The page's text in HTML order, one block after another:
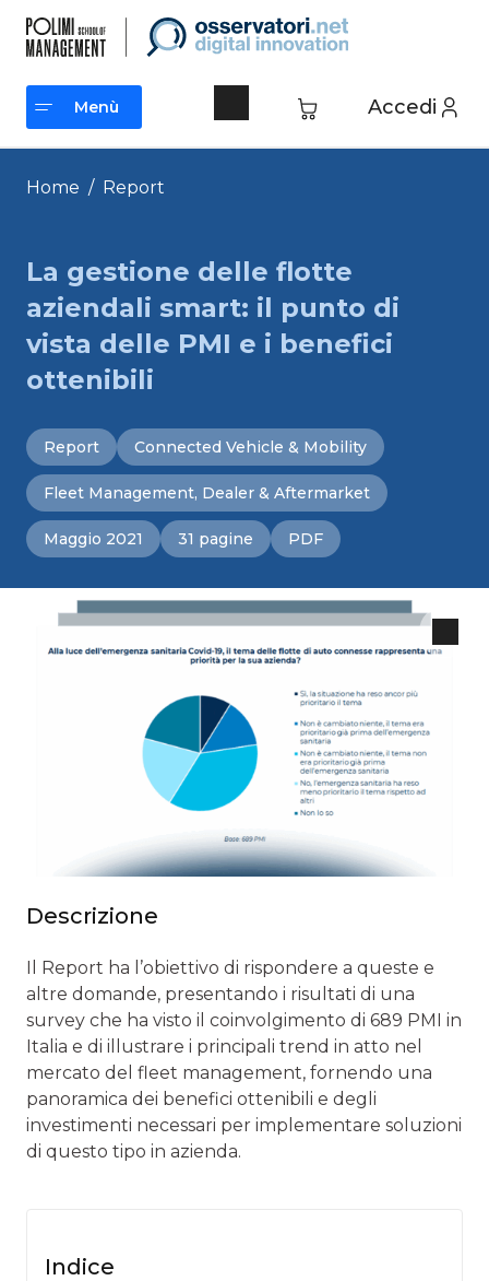
contenuto
Accedi
Menù
Menù
Home / Report
La gestione delle flotte
aziendali smart: il punto di
vista delle PMI e i benefici
ottenibili
Report Connected Vehicle & Mobility
Fleet Management, Dealer & Aftermarket
Maggio 2021 31 pagine PDF
Descrizione
Il Report ha l’obiettivo di rispondere a queste e
altre domande, presentando i risultati di una
survey che ha visto il coinvolgimento di 689 PMI in
Italia e di illustrare i principali trend in atto nel
mercato del fleet management, fornendo una
panoramica dei benefici ottenibili e degli
investimenti necessari per implementare soluzioni
di questo tipo in azienda.
Indice